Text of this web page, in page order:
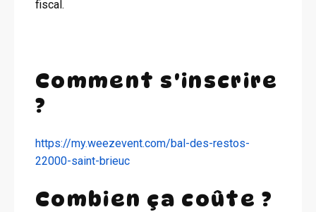
fiscal.
Comment s'inscrire
?
https://my.weezevent.com/bal-des-restos-
22000-saint-brieuc
Combien ça coûte ?